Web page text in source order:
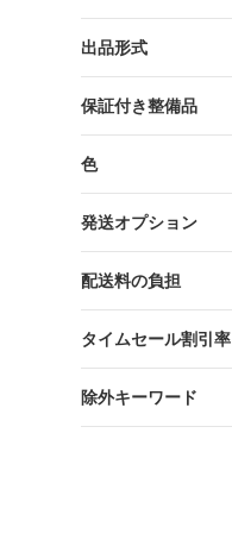
出品形式
保証付き整備品
色
発送オプション
配送料の負担
タイムセール割引率
除外キーワード